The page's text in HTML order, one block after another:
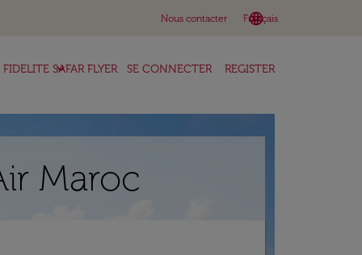
Nous contacter language
Français
keyboard_arrow_down
FIDELITE SAFAR FLYER
keyboard_arrow_down SE CONNECTER REGISTER
Maroc